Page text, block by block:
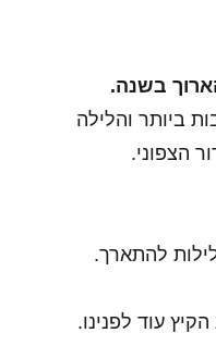
ביותר והלילה
הצפוני.
להתארך.
עוד לפנינו.